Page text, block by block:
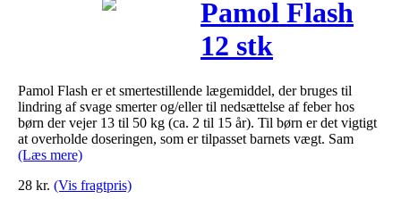
Pamol Flash
12 stk
Pamol Flash er et smertestillende lægemiddel, der bruges til
lindring af svage smerter og/eller til nedsættelse af feber hos
børn der vejer 13 til 50 kg (ca. 2 til 15 år). Til børn er det vigtigt
at overholde doseringen, som er tilpasset barnets vægt. Sam
(Læs mere)
28 kr. (Vis fragtpris)